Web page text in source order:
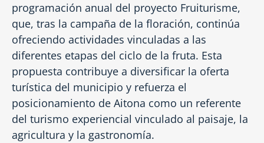
programación anual del proyecto Fruiturisme,
que, tras la campaña de la floración, continúa
ofreciendo actividades vinculadas a las
diferentes etapas del ciclo de la fruta. Esta
propuesta contribuye a diversificar la oferta
turística del municipio y refuerza el
posicionamiento de Aitona como un referente
del turismo experiencial vinculado al paisaje, la
agricultura y la gastronomía.